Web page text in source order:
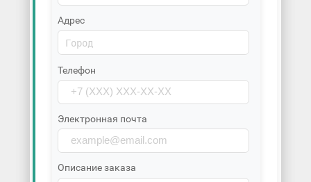
Адрес
Телефон
Электронная почта
Описание заказа